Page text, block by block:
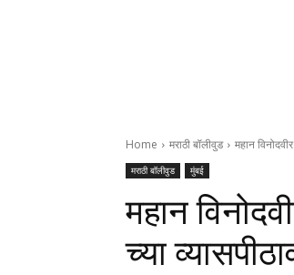
Home मराठी बॉलीवुड महान
मराठी बॉलीवुड मुंबई
महान
च्या